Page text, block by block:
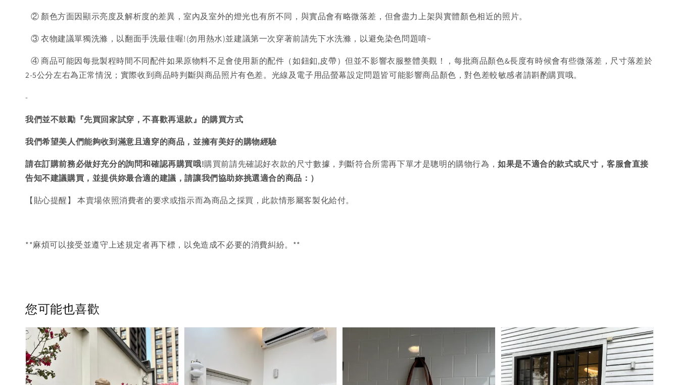
② 顏色方面因顯示亮度及解析度的差異，室內及室外的燈光也有所不同，與實品會有略微落差，但會盡力上架與實體顏色相近的照片。
③ 衣物建議單獨洗滌，以翻面手洗最佳喔!(勿用熱水)並建議第一次穿著前請先下水洗滌，以避免染色問題唷~
④ 商品可能因每批製程時間不同配件如果原物料不足會使用新的配件（如鈕釦,皮帶）但並不影響衣服整體美觀！，每批商品顏色&長度有時候會有些微落差，尺寸落差於
2-5公分左右為正常情況；實際收到商品時判斷與商品照片有色差。光線及電子用品螢幕設定問題皆可能影響商品顏色，對色差較敏感者請斟酌購買哦。
-
我們並不鼓勵『先買回家試穿，不喜歡再退款』的購買方式
我們希望美人們能夠收到滿意且適穿的商品，並擁有美好的購物經驗
請在訂購前務必做好充分的詢問和確認再購買哦!購買前請先確認好衣款的尺寸數據，判斷符合所需再下單才是聰明的購物行為，如果是不適合的款式或尺寸，客服會直接
告知不建議購買， 並提供妳最合適的建議，請讓我們協助妳挑選適合的商品：）
【貼心提醒】 本賣場依照消費者的要求或指示而為商品之採買，此款情形屬客製化給付。
**麻煩可以接受並遵守上述規定者再下標，以免造成不必要的消費糾紛。**
您可能也喜歡